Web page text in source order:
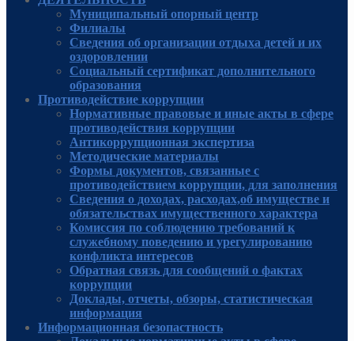
Муниципальный опорный центр
Филиалы
Сведения об организации отдыха детей и их
оздоровлении
Социальный сертификат дополнительного
образования
Противодействие коррупции
Нормативные правовые и иные акты в сфере
противодействия коррупции
Антикоррупционная экспертиза
Методические материалы
Формы документов, связанные с
противодействием коррупции, для заполнения
Сведения о доходах, расходах,об имуществе и
обязательствах имущественного характера
Комиссия по соблюдению требований к
служебному поведению и урегулированию
конфликта интересов
Обратная связь для сообщений о фактах
коррупции
Доклады, отчеты, обзоры, статистическая
информация
Информационная безопастность